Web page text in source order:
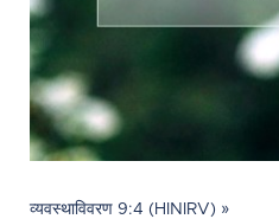
व्यवस्थाविवरण 9:4 (HINIRV) »